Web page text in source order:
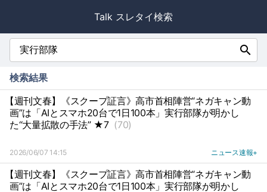
Talk スレタイ検索
search
検索結果
【週刊文春】《スクープ証言》高市首相陣営“ネガキャン動
画”は「AIとスマホ20台で1日100本」実行部隊が明かし
た“大量拡散の手法” ★7 (70)
2026/06/07 14:15 ニュース速報+
【週刊文春】《スクープ証言》高市首相陣営“ネガキャン動
画”は「AIとスマホ20台で1日100本」実行部隊が明かし